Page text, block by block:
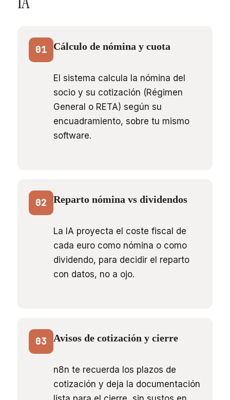
01 Cálculo de nómina y cuota
El sistema calcula la nómina del
socio y su cotización (Régimen
General o RETA) según su
encuadramiento, sobre tu mismo
software.
02 Reparto nómina vs dividendos
La IA proyecta el coste fiscal de
cada euro como nómina o como
dividendo, para decidir el reparto
con datos, no a ojo.
03 Avisos de cotización y cierre
n8n te recuerda los plazos de
cotización y deja la documentación